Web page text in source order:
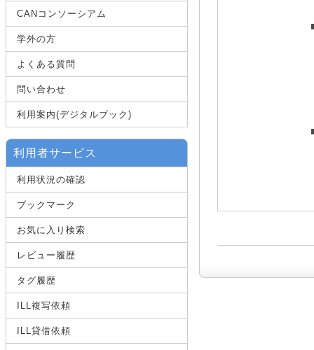
CANコンソーシアム
学外の方
よくある質問
問い合わせ
利用案内(デジタルブック)
利用者サービス
利用状況の確認
ブックマーク
お気に入り検索
レビュー履歴
タグ履歴
ILL複写依頼
ILL貸借依頼